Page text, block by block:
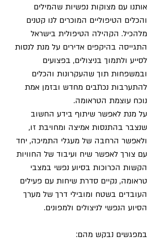
אותנו עם מצוקות נפשיות שהמילים
והכלים הטיפוליים המוכרים לנו קטנים
מלהכיל. הקהילה הטיפולית בישראל
התגייסה בהיקפים אדירים על מנת לנסות
לסייע ולתמוך בניצולים, בפצועים
ובמשפחות תוך שהעקרונות והכלים
להתערבות נכתבים מחדש ובזמן אמת
נוכח עוצמת הטראומה.
על מנת לאפשר שיתוף בידע החשוב
שנצבר בהתנסות אמיצה ומחויבת זו,
ולאפשר הרחבה של מעגלי התמיכה, יחד
עם צורך לאפשר שיח ועיבוד של החוויות
הקשות הכרוכות בסיוע נפשי במצבי
טראומה, נקיים סדרת שיחות עם פעילים
העובדים בשטח ומובילי דרך של מערך
הסיוע הנפשי לניצולים ולמפונים.
במפגשים נבקש מהם: